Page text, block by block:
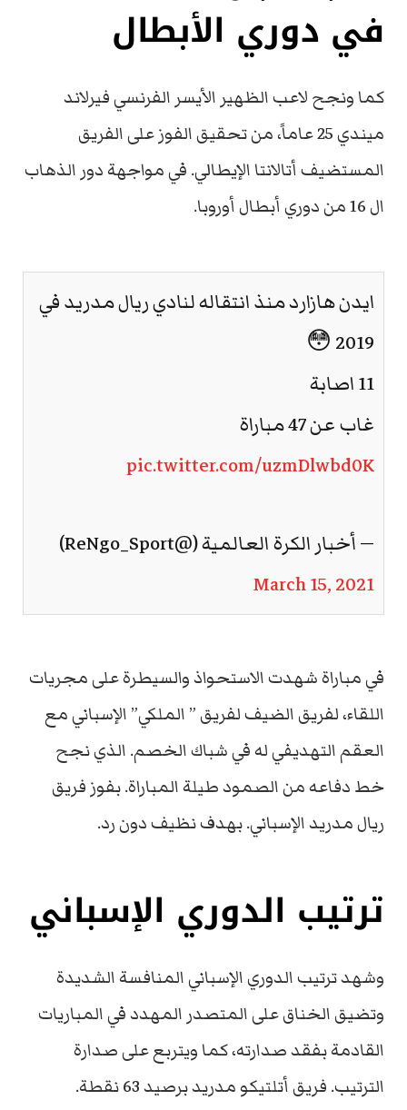
في دوري الأبطال
كما ونجح لاعب الظهير الأيسر الفرنسي فيرلاند
ميندي 25 عاماً، من تحقيق الفوز على الفريق
المستضيف أتالانتا الإيطالي. في مواجهة دور الذهاب
ال 16 من دوري أبطال أوروبا.
ايدن هازارد منذ انتقاله لنادي ريال مدريد في
2019 😳
11 اصابة
غاب عن 47 مباراة
pic.twitter.com/uzmDlwbd0K
— أخبار الكرة العالمية (@ReNgo_Sport)
March 15, 2021
في مباراة شهدت الاستحواذ والسيطرة على مجريات
اللقاء، لفريق الضيف لفريق ” الملكي” الإسباني مع
العقم التهديفي له في شباك الخصم. الذي نجح
خط دفاعه من الصمود طيلة المباراة. بفوز فريق
ريال مدريد الإسباني. بهدف نظيف دون رد.
ترتيب الدوري الإسباني
وشهد ترتيب الدوري الإسباني المنافسة الشديدة
وتضيق الخناق على المتصدر المهدد في المباريات
القادمة بفقد صدارته، كما ويتربع على صدارة
الترتيب. فريق أتلتيكو مدريد برصيد 63 نقطة.